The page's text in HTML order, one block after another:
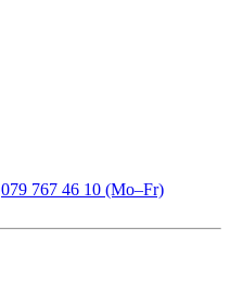
079 767 46 10 (Mo–Fr)